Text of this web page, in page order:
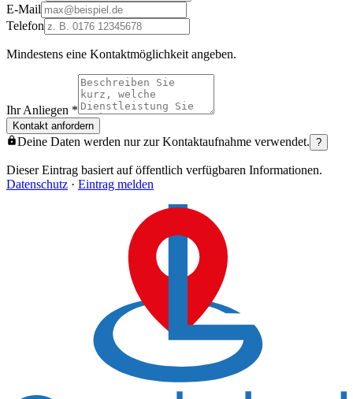
E-Mail
Telefon
Mindestens eine Kontaktmöglichkeit angeben.
Ihr Anliegen *
Kontakt anfordern
Deine Daten werden nur zur Kontaktaufnahme verwendet. ?
Dieser Eintrag basiert auf öffentlich verfügbaren Informationen.
Datenschutz · Eintrag melden